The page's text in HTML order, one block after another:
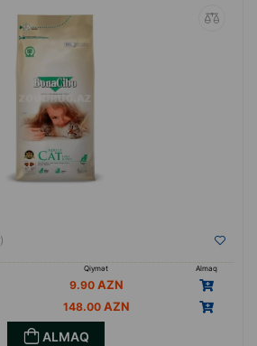
Qiymət
Almaq
9.90
148.00
ALMAQ